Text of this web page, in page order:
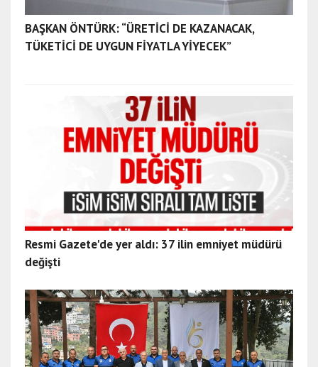
BAŞKAN ÖNTÜRK: “ÜRETİCİ DE KAZANACAK,
TÜKETİCİ DE UYGUN FİYATLA YİYECEK”
Resmi Gazete'de yer aldı: 37 ilin emniyet müdürü
değişti